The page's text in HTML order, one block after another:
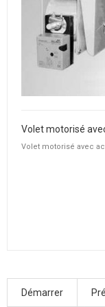
Volet motorisé
Volet motorisé avec
Démarrer